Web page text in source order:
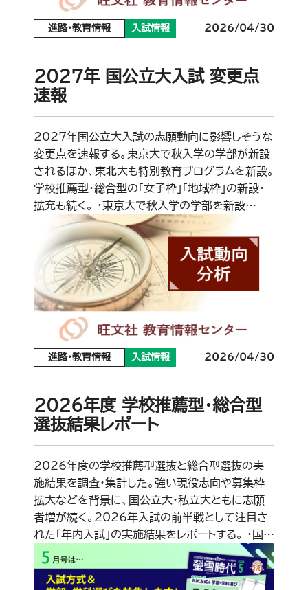
進路・教育情報 入試情報 2026/04/30
2027年 国公立大入試 変更点
速報
2027年国公立大入試の志願動向に影響しそうな
変更点を速報する。東京大で秋入学の学部が新設
されるほか、東北大も特別教育プログラムを新設。
学校推薦型・総合型の「女子枠」「地域枠」の新設・
拡充も続く。 ・東京大で秋入学の学部を新設…
進路・教育情報 入試情報 2026/04/30
2026年度 学校推薦型・総合型
選抜結果レポート
2026年度の学校推薦型選抜と総合型選抜の実
施結果を調査・集計した。強い現役志向や募集枠
拡大などを背景に、国公立大・私立大ともに志願
者増が続く。2026年入試の前半戦として注目さ
れた「年内入試」の実施結果をレポートする。 ・国…